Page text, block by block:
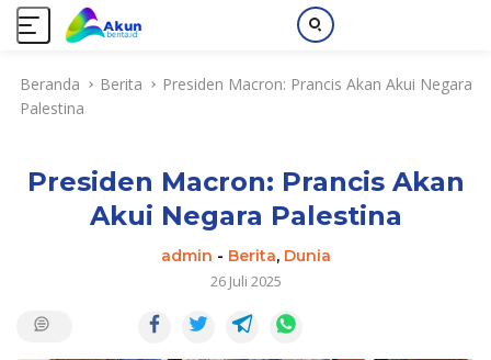
Beranda Berita
Presiden Macron: Prancis Akan Akui Negara
Palestina
Presiden Macron: Prancis Akan
Akui Negara Palestina
admin - Berita, Dunia
26 Juli 2025